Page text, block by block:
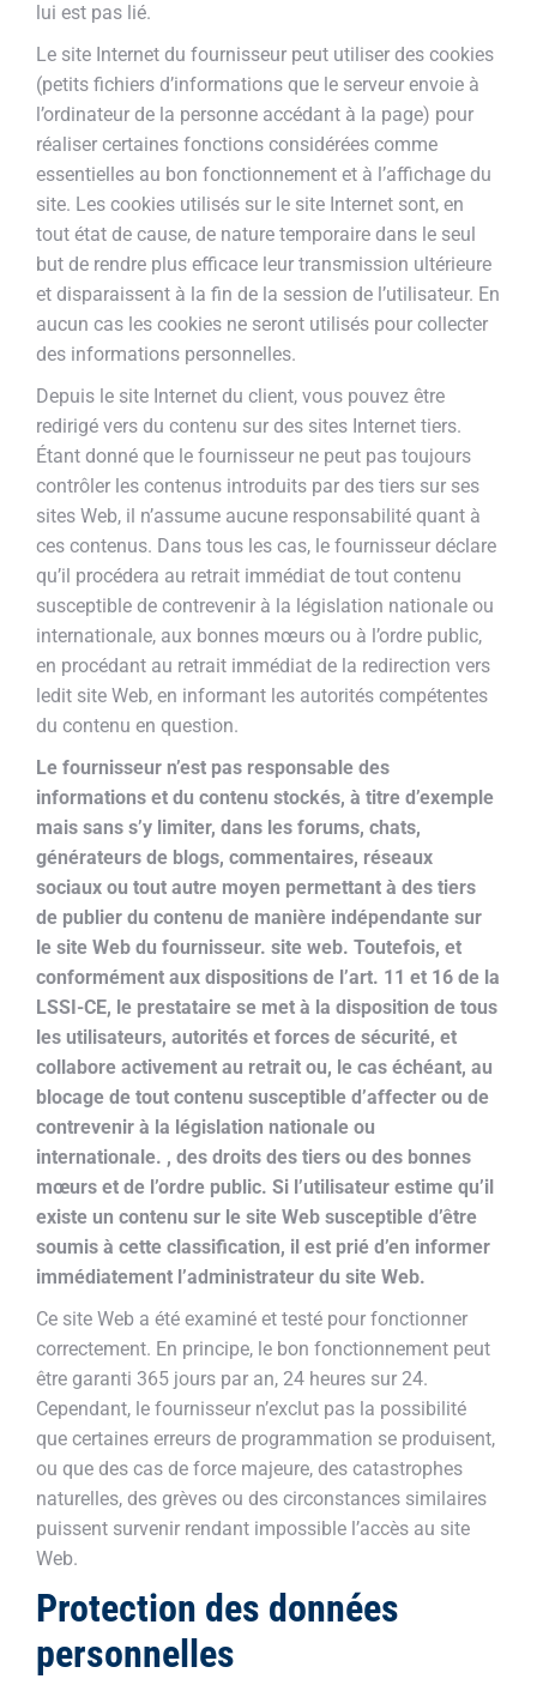
lui est pas lié.
Le site Internet du fournisseur peut utiliser des cookies
(petits fichiers d’informations que le serveur envoie à
l’ordinateur de la personne accédant à la page) pour
réaliser certaines fonctions considérées comme
essentielles au bon fonctionnement et à l’affichage du
site. Les cookies utilisés sur le site Internet sont, en
tout état de cause, de nature temporaire dans le seul
but de rendre plus efficace leur transmission ultérieure
et disparaissent à la fin de la session de l’utilisateur. En
aucun cas les cookies ne seront utilisés pour collecter
des informations personnelles.
Depuis le site Internet du client, vous pouvez être
redirigé vers du contenu sur des sites Internet tiers.
Étant donné que le fournisseur ne peut pas toujours
contrôler les contenus introduits par des tiers sur ses
sites Web, il n’assume aucune responsabilité quant à
ces contenus. Dans tous les cas, le fournisseur déclare
qu’il procédera au retrait immédiat de tout contenu
susceptible de contrevenir à la législation nationale ou
internationale, aux bonnes mœurs ou à l’ordre public,
en procédant au retrait immédiat de la redirection vers
ledit site Web, en informant les autorités compétentes
du contenu en question.
Le fournisseur n’est pas responsable des
informations et du contenu stockés, à titre d’exemple
mais sans s’y limiter, dans les forums, chats,
générateurs de blogs, commentaires, réseaux
sociaux ou tout autre moyen permettant à des tiers
de publier du contenu de manière indépendante sur
le site Web du fournisseur. site web. Toutefois, et
conformément aux dispositions de l’art. 11 et 16 de la
LSSI-CE, le prestataire se met à la disposition de tous
les utilisateurs, autorités et forces de sécurité, et
collabore activement au retrait ou, le cas échéant, au
blocage de tout contenu susceptible d’affecter ou de
contrevenir à la législation nationale ou
internationale. , des droits des tiers ou des bonnes
mœurs et de l’ordre public. Si l’utilisateur estime qu’il
existe un contenu sur le site Web susceptible d’être
soumis à cette classification, il est prié d’en informer
immédiatement l’administrateur du site Web.
Ce site Web a été examiné et testé pour fonctionner
correctement. En principe, le bon fonctionnement peut
être garanti 365 jours par an, 24 heures sur 24.
Cependant, le fournisseur n’exclut pas la possibilité
que certaines erreurs de programmation se produisent,
ou que des cas de force majeure, des catastrophes
naturelles, des grèves ou des circonstances similaires
puissent survenir rendant impossible l’accès au site
Web.
Protection des données
personnelles